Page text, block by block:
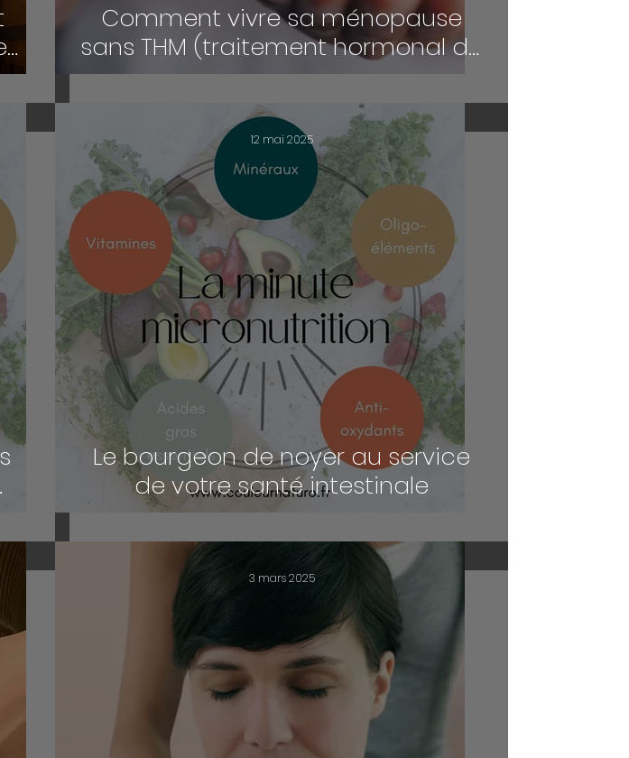
Comment vivre sa ménopause
sans THM (traitement hormonal de
la ménopause)
12 mai 2025
Le bourgeon de noyer au service
de votre santé intestinale
3 mars 2025